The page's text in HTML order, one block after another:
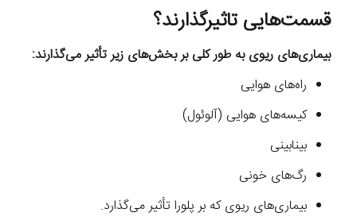
قسمت‌هایی تاثیرگذارند؟
بیماری‌های ریوی به طور کلی بر بخش‌های زیر تأثیر می‌گذارند:
راه‌های هوایی
کیسه‌های هوایی (آلوئول)
بینابینی
رگ‌های خونی
بیماری‌های ریوی که بر پلورا تأثیر می‌گذارد.